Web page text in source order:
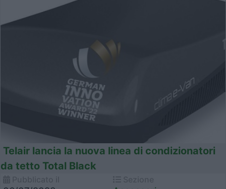
Telair lancia la nuova linea di condizionatori
da tetto Total Black